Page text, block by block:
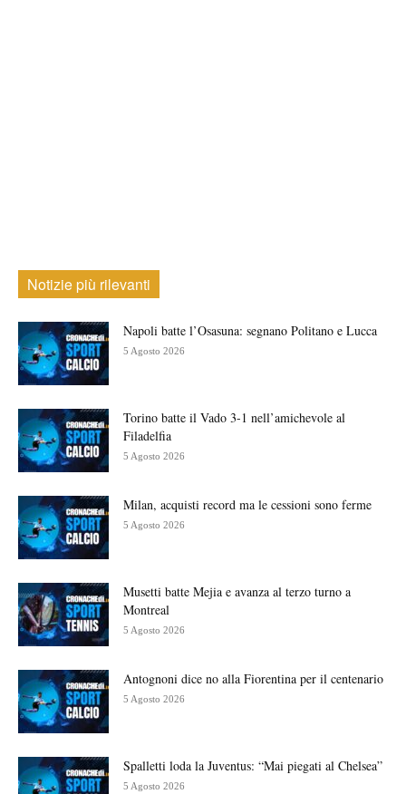
Notizie più rilevanti
Napoli batte l’Osasuna: segnano Politano e Lucca
5 Agosto 2026
Torino batte il Vado 3-1 nell’amichevole al
Filadelfia
5 Agosto 2026
Milan, acquisti record ma le cessioni sono ferme
5 Agosto 2026
Musetti batte Mejia e avanza al terzo turno a
Montreal
5 Agosto 2026
Antognoni dice no alla Fiorentina per il centenario
5 Agosto 2026
Spalletti loda la Juventus: “Mai piegati al Chelsea”
5 Agosto 2026